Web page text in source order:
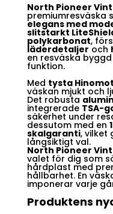
North Pioneer
premiumresväska
elegans med
slitstarkt
polykarbonat,
läderdetaljer och
en resväska
funktion.
Med tysta
väskan mjukt och
Det robusta
integrerade TSA-
säkerhet under
dessutom med en
skalgaranti, vilket
långsiktigt val.
North Pioneer
valet för dig som
hårdplast med
hållbarhet. En
imponerar varje
Produktens